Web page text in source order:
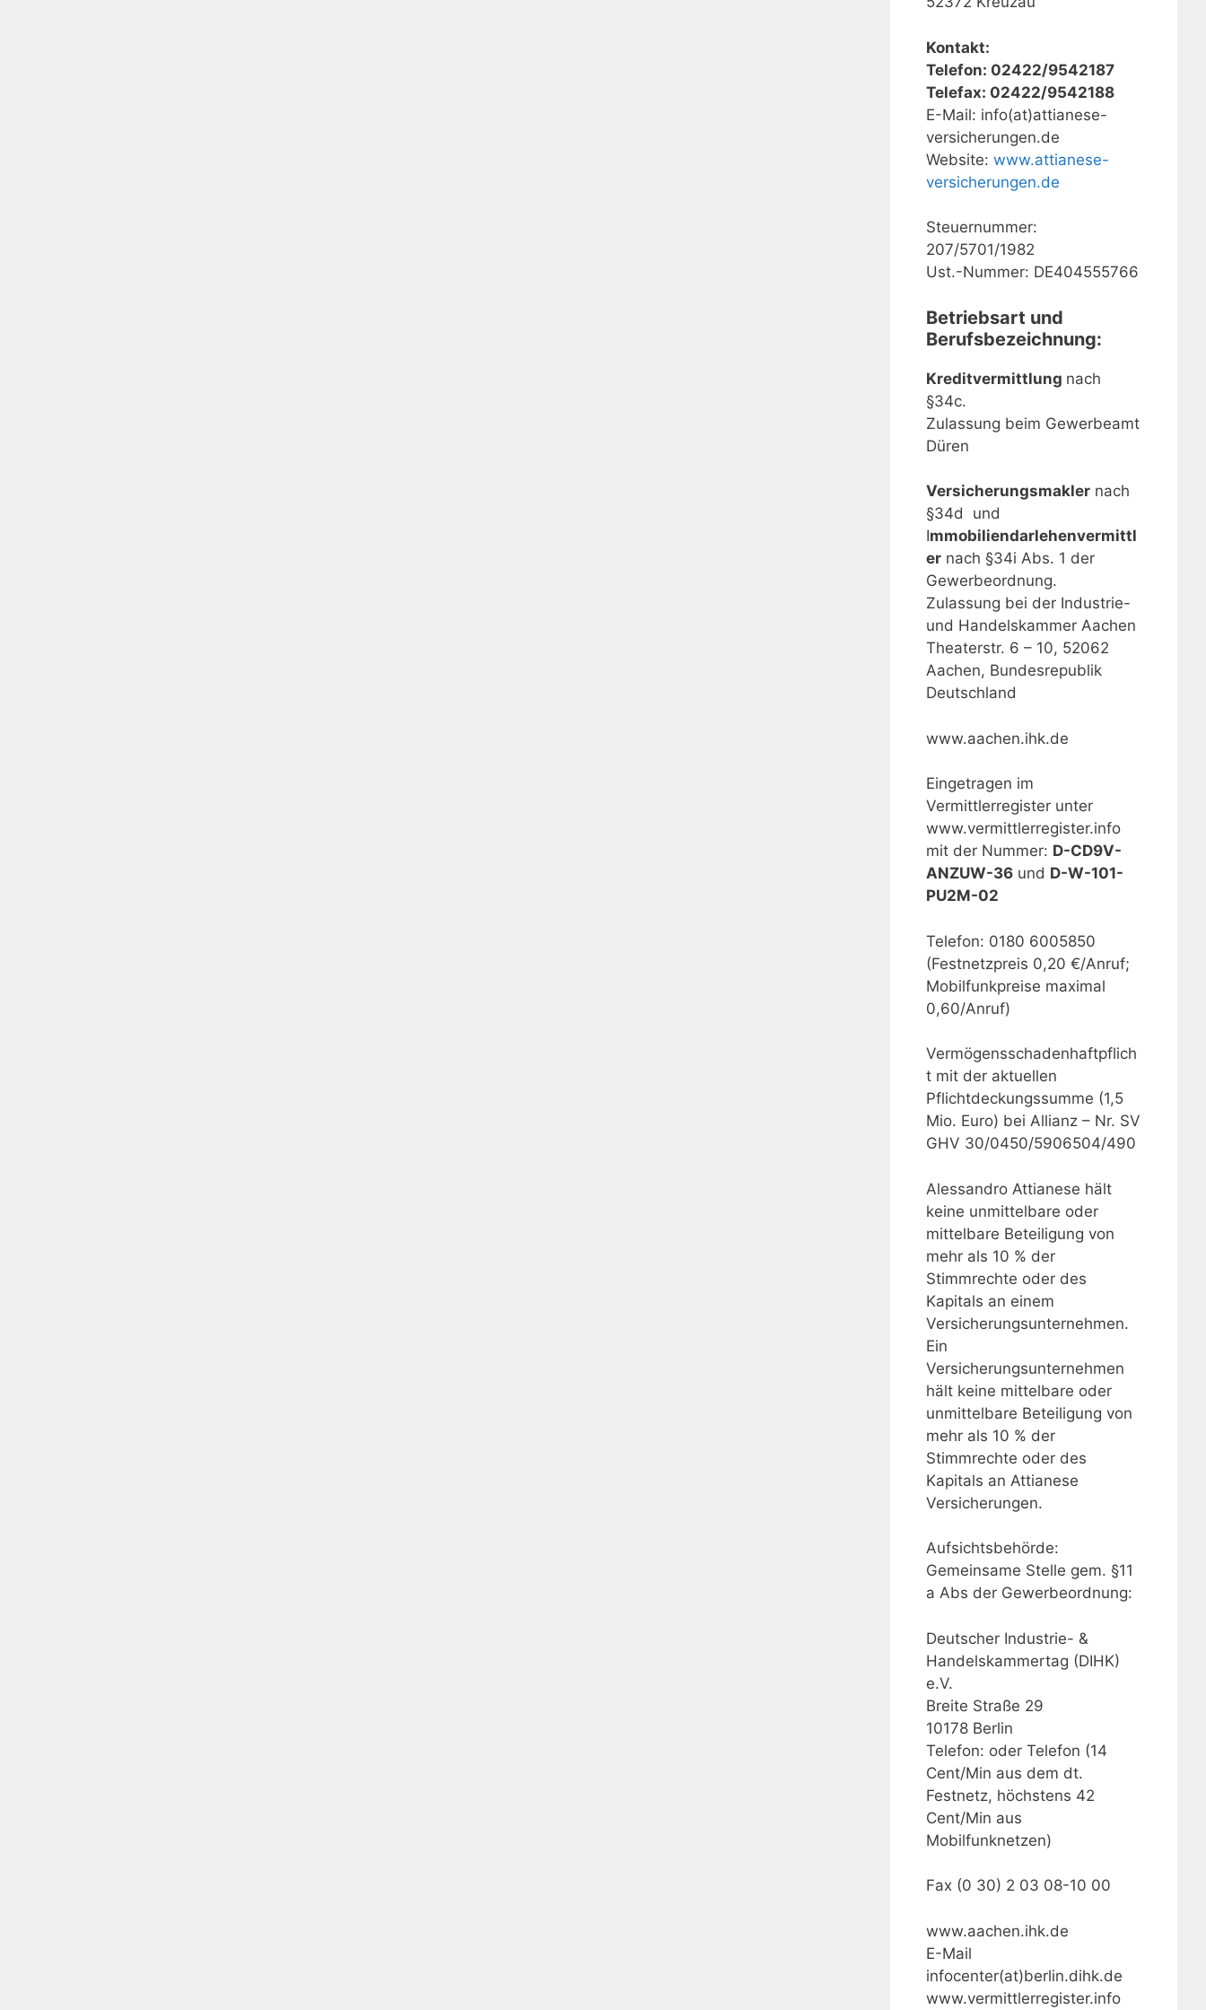
Kontakt:
Telefon: 02422/9542187
Telefax: 02422/9542188
E-Mail: info(at)attianese-
versicherungen.de
Website: www.attianese-
versicherungen.de
Steuernummer:
207/5701/1982
Ust.-Nummer: DE404555766
Betriebsart und
Berufsbezeichnung:
Kreditvermittlung nach
§34c.
Zulassung beim Gewerbeamt
Düren
Versicherungsmakler nach
§34d und
Immobiliendarlehenvermittl
er nach §34i Abs. 1 der
Gewerbeordnung.
Zulassung bei der Industrie-
und Handelskammer Aachen
Theaterstr. 6 – 10, 52062
Aachen, Bundesrepublik
Deutschland
www.aachen.ihk.de
Eingetragen im
Vermittlerregister unter
www.vermittlerregister.info
mit der Nummer: D-CD9V-
ANZUW-36 und D-W-101-
PU2M-02
Telefon: 0180 6005850
(Festnetzpreis 0,20 €/Anruf;
Mobilfunkpreise maximal
0,60/Anruf)
Vermögensschadenhaftpflich
t mit der aktuellen
Pflichtdeckungssumme (1,5
Mio. Euro) bei Allianz – Nr. SV
GHV 30/0450/5906504/490
Alessandro Attianese hält
keine unmittelbare oder
mittelbare Beteiligung von
mehr als 10 % der
Stimmrechte oder des
Kapitals an einem
Versicherungsunternehmen.
Ein
Versicherungsunternehmen
hält keine mittelbare oder
unmittelbare Beteiligung von
mehr als 10 % der
Stimmrechte oder des
Kapitals an Attianese
Versicherungen.
Aufsichtsbehörde:
Gemeinsame Stelle gem. §11
a Abs der Gewerbeordnung:
Deutscher Industrie- &
Handelskammertag (DIHK)
e.V.
Breite Straße 29
10178 Berlin
Telefon: oder Telefon (14
Cent/Min aus dem dt.
Festnetz, höchstens 42
Cent/Min aus
Mobilfunknetzen)
Fax (0 30) 2 03 08-10 00
www.aachen.ihk.de
E-Mail
infocenter(at)berlin.dihk.de
www.vermittlerregister.info